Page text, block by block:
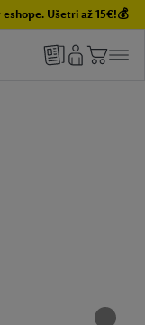
Ušetri až 15€!💰